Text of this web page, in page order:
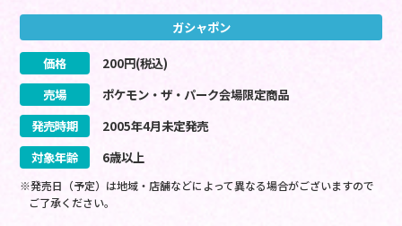
ガシャポン
価格 200円(税込)
売場
ポケモン・ザ・パーク会場限定商品
発売時期
2005年4月未定発売
対象年齢
6歳以上
※発売日（予定）は地域・店舗などによって異なる場合がございますので
ご了承ください。